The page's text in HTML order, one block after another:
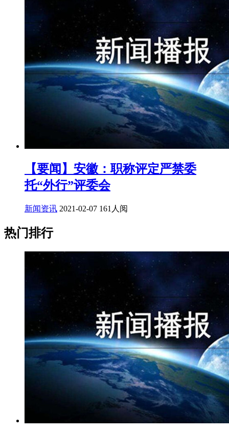
【要闻】安徽：职称评定严禁委
托“外行”评委会
新闻资讯 2021-02-07 161人阅
热门排行